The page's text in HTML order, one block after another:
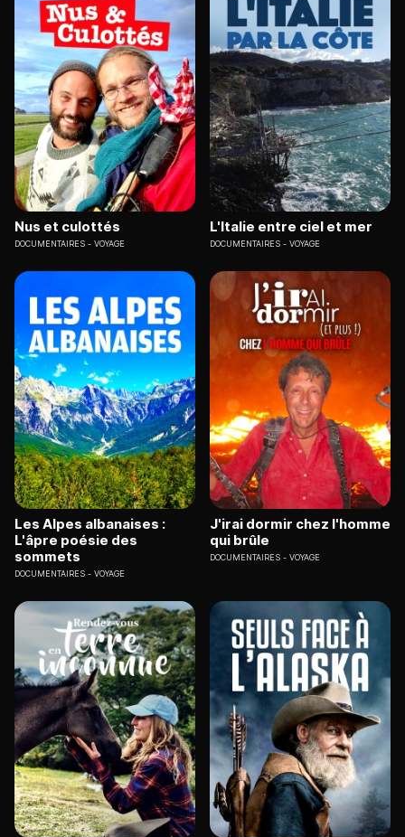
Nus et culottés
DOCUMENTAIRES VOYAGE
L'Italie entre ciel et mer
DOCUMENTAIRES VOYAGE
Les Alpes albanaises :
L'âpre poésie des
sommets
DOCUMENTAIRES VOYAGE
J'irai dormir chez l'homme
qui brûle
DOCUMENTAIRES VOYAGE